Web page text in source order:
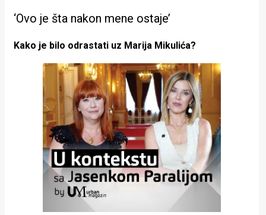
‘Ovo je šta nakon mene ostaje’
Kako je bilo odrastati uz Marija Mikulića?